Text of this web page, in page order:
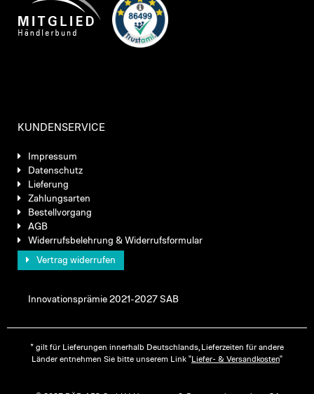
KUNDENSERVICE
Impressum
Datenschutz
Lieferung
Zahlungsarten
Bestellvorgang
AGB
Widerrufsbelehrung & Widerrufsformular
Vertrag widerrufen
Innovationsprämie 2021-2027 SAB
* gilt für Lieferungen innerhalb Deutschlands, Lieferzeiten für andere
Länder entnehmen Sie bitte unserem Link "Liefer- & Versandkosten"